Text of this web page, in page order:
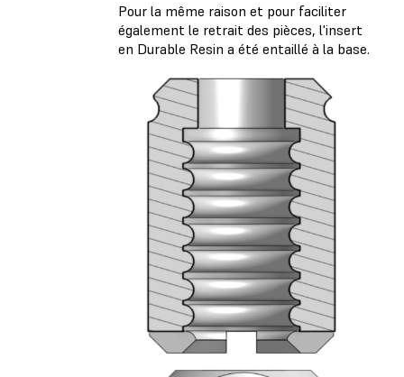
Pour la même raison et pour faciliter
également le retrait des pièces, l'insert
en Durable Resin a été entaillé à la base.